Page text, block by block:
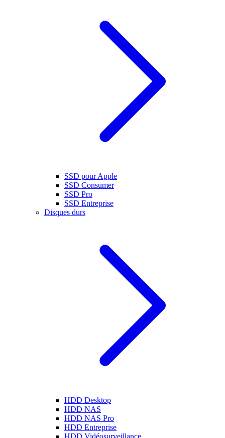
SSD pour Apple
SSD Consumer
SSD Pro
SSD Entreprise
Disques durs
HDD Desktop
HDD NAS
HDD NAS Pro
HDD Entreprise
HDD Vidéosurveillance